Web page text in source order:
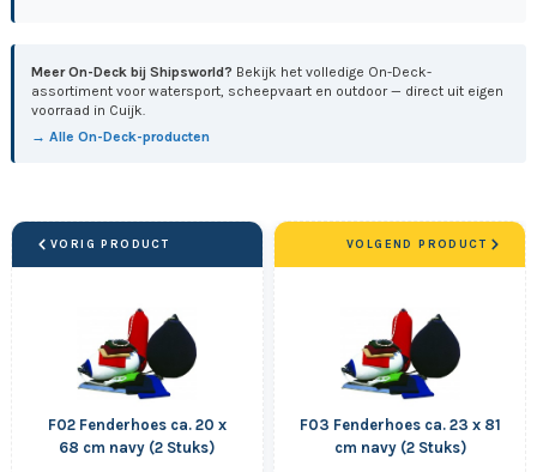
Meer On-Deck bij Shipsworld? Bekijk het volledige On-Deck-
assortiment voor watersport, scheepvaart en outdoor — direct uit eigen
voorraad in Cuijk.
→ Alle On-Deck-producten
VORIG PRODUCT
F02 Fenderhoes ca. 20 x
68 cm navy (2 Stuks)
F03 Fenderhoes ca. 23 x 81
cm navy (2 Stuks)
VOLGEND PRODUCT